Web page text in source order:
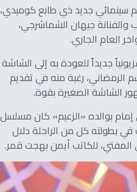
سينمائي جديد ذي طابع كوميدي،
والفنانة جيهان الشماشرجي،
العام الجاري.
جديداً للعودة به إلى الشاشة
الرمضاني، رغبة منه في تقديم
الشاشة الصغيرة بقوة.
بوالده «الزعيم» كان مسلسل
رمضان 2020، وشارك في بطولته كل من الراحلة دلال
المفتي، للكاتب أيمن بهجت قمر.